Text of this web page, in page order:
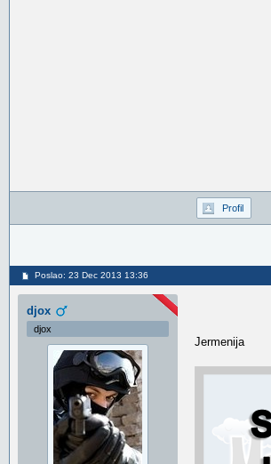
Profil
Poslao: 23 Dec 2013 13:36
djox
djox
Jermenija